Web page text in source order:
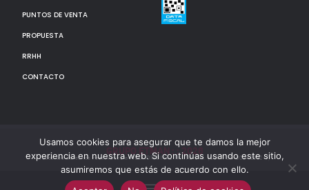
PUNTOS DE VENTA
PROPUESTA
RRHH
CONTACTO
GRUPO ETMAN : : 2026
Todos los derechos reservados a MULTIORIGINAL PARTS S.A. (CUIT: 30-60142852-7)
Usamos cookies para asegurar que te damos la mejor
experiencia en nuestra web. Si continúas usando este sitio,
asumiremos que estás de acuerdo con ello.